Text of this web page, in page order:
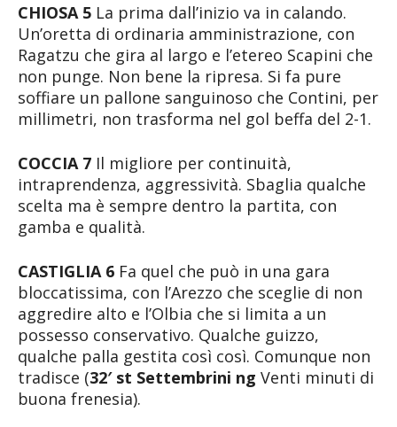
CHIOSA 5 La prima dall’inizio va in calando.
Un’oretta di ordinaria amministrazione, con
Ragatzu che gira al largo e l’etereo Scapini che
non punge. Non bene la ripresa. Si fa pure
soffiare un pallone sanguinoso che Contini, per
millimetri, non trasforma nel gol beffa del 2-1.
COCCIA 7 Il migliore per continuità,
intraprendenza, aggressività. Sbaglia qualche
scelta ma è sempre dentro la partita, con
gamba e qualità.
CASTIGLIA 6 Fa quel che può in una gara
bloccatissima, con l’Arezzo che sceglie di non
aggredire alto e l’Olbia che si limita a un
possesso conservativo. Qualche guizzo,
qualche palla gestita così così. Comunque non
tradisce (32′ st Settembrini ng Venti minuti di
buona frenesia).